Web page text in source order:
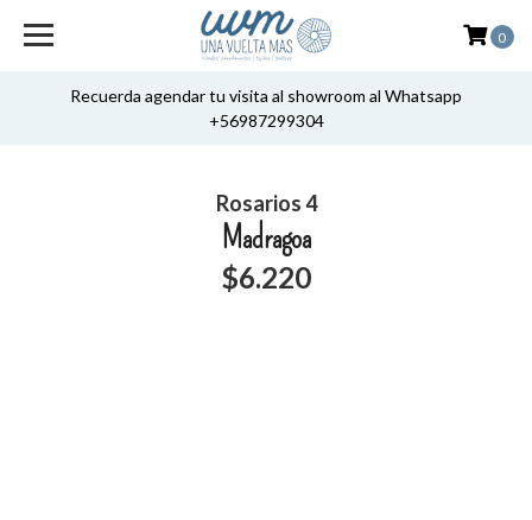
Recuerda agendar tu visita al showroom al Whatsapp
+56987299304
0
Rosarios 4
Madragoa
$6.220